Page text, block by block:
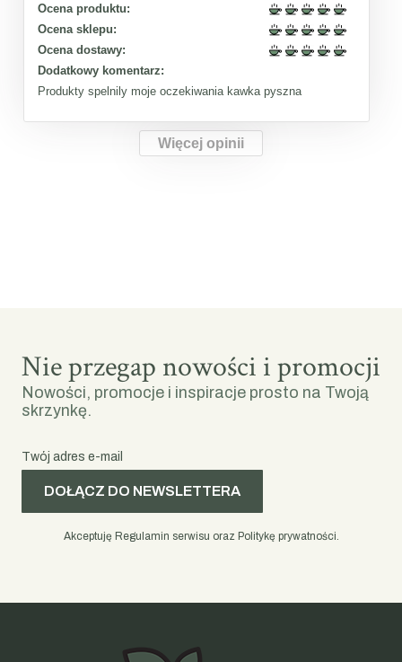
Ocena produktu:
Ocena sklepu:
Ocena dostawy:
Dodatkowy komentarz:
Produkty spelnily moje oczekiwania kawka pyszna
Więcej opinii
Nie przegap nowości i promocji
Nowości, promocje i inspiracje prosto na Twoją
skrzynkę.
Twój adres e-mail
DOŁĄCZ DO NEWSLETTERA
Akceptuję Regulamin serwisu oraz Politykę prywatności.